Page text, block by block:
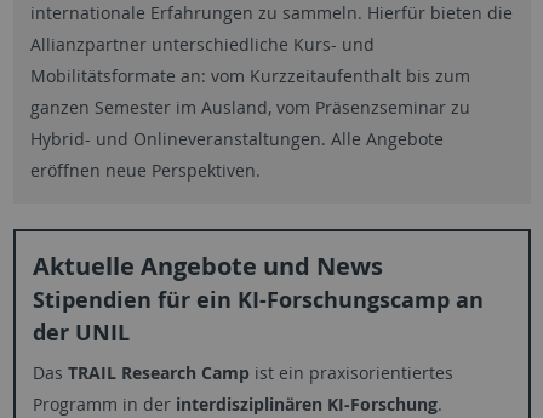
internationale Erfahrungen zu sammeln. Hierfür bieten die
Allianzpartner unterschiedliche Kurs- und
Mobilitätsformate an: vom Kurzzeitaufenthalt bis zum
ganzen Semester im Ausland, vom Präsenzseminar zu
Hybrid- und Onlineveranstaltungen. Alle Angebote
eröffnen neue Perspektiven.
Aktuelle Angebote und News
Stipendien für ein KI-Forschungscamp an
der UNIL
Das TRAIL Research Camp ist ein praxisorientiertes
Programm in der interdisziplinären KI-Forschung.